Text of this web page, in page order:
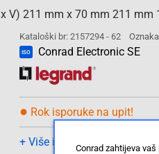
V) 211 mm x 70 mm 211 mm
Kataloški br: 2157294 - 62
ISO Conrad Electronic SE
● Rok isporuke na upit!
+ Više informacija o
Conrad zahtijeva